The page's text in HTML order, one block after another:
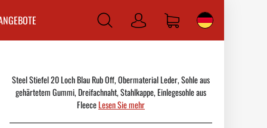
Anmelden
Steel Stiefel 20 Loch Blau Rub Off, Obermaterial Leder, Sohle aus
gehärtetem Gummi, Dreifachnaht, Stahlkappe, Einlegesohle aus
FleeceLesen Sie mehr